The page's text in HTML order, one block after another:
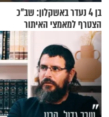
בן 4 נעדר באשקלון: שב"כ
הצטרף למאמצי האיתור